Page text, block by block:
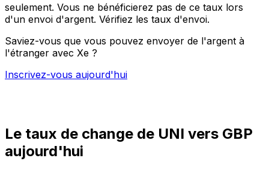
seulement. Vous ne bénéficierez pas de ce taux lors
d'un envoi d'argent. Vérifiez les taux d'envoi.
Saviez-vous que vous pouvez envoyer de l'argent à
l'étranger avec Xe ?
Inscrivez-vous aujourd'hui
Le taux de change de UNI vers GBP
aujourd'hui